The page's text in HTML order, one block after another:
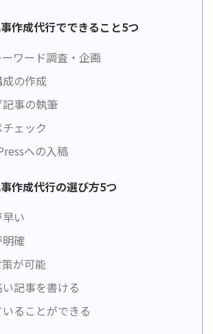
作成代行でできること5つ
ーワード調査・企画
の作成
記事の執筆
ェック
への入稿
作成代行の選び方5つ
い
確
が可能
記事を書ける
ることができる